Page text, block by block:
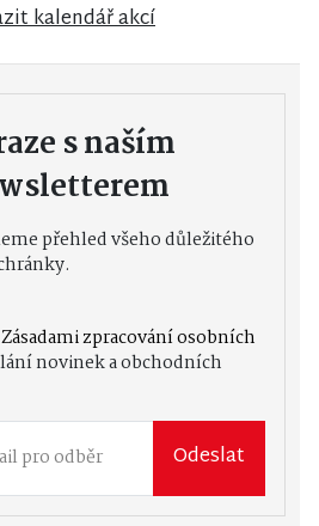
kalendář akcí
s naším
přehled všeho důležitého
Zásadami zpracování osobních
novinek a obchodních
Odeslat